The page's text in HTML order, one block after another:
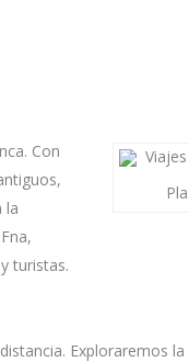
Con
la
turistas.
Exploraremos